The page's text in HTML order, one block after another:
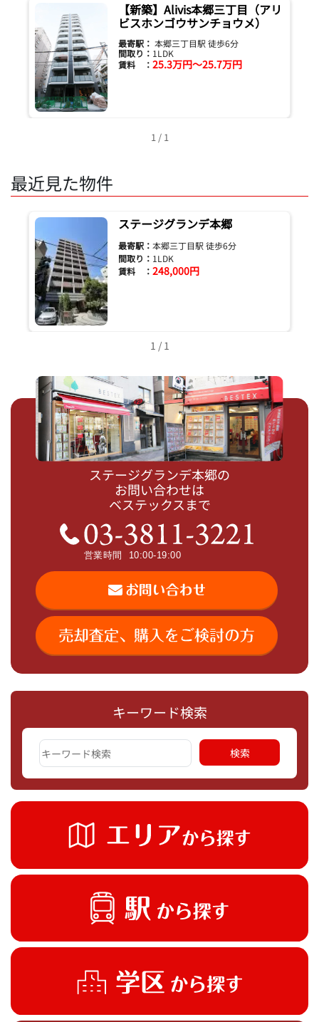
キーワード検索
【新築】Alivis本郷三丁目（アリ
ビスホンゴウサンチョウメ）
最寄駅： 本郷三丁目駅 徒歩6分
間取り： 1LDK
賃料 ： 25.3万円～25.7万円
1 / 1
最近見た物件
ステージグランデ本郷
最寄駅： 本郷三丁目駅 徒歩6分
間取り： 1LDK
賃料 ： 248,000円
1 / 1
ステージグランデ本郷の
お問い合わせは
ベステックスまで